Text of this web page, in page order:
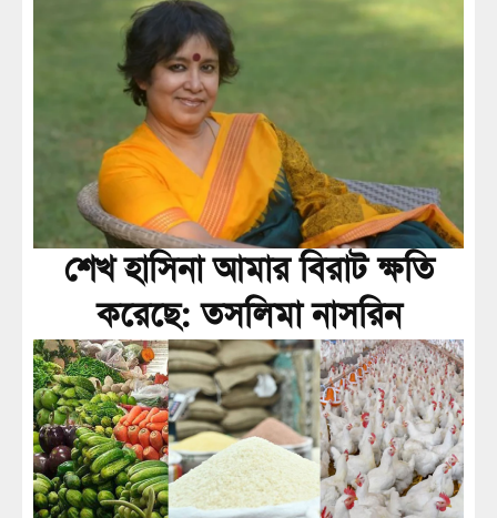
শেখ হাসিনা আমার বিরাট ক্ষতি
করেছে: তসলিমা নাসরিন